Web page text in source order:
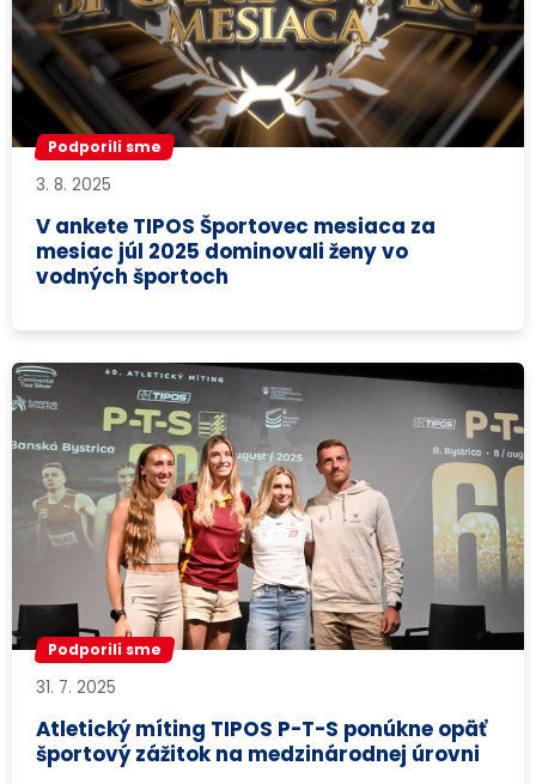
Podporili sme
3. 8. 2025
V ankete TIPOS Športovec mesiaca za
mesiac júl 2025 dominovali ženy vo
vodných športoch
Podporili sme
31. 7. 2025
Atletický míting TIPOS P-T-S ponúkne opäť
športový zážitok na medzinárodnej úrovni